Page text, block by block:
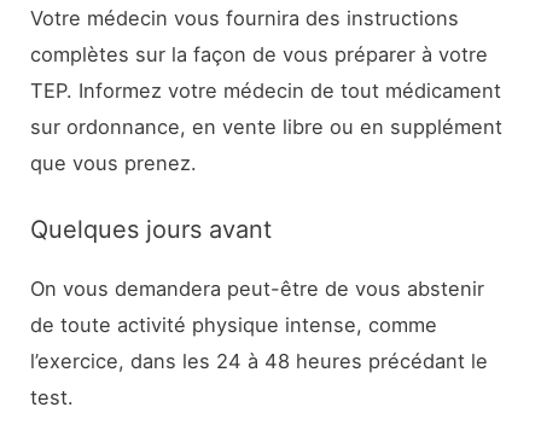
Votre médecin vous fournira des instructions
complètes sur la façon de vous préparer à votre
TEP. Informez votre médecin de tout médicament
sur ordonnance, en vente libre ou en supplément
que vous prenez.
Quelques jours avant
On vous demandera peut-être de vous abstenir
de toute activité physique intense, comme
l’exercice, dans les 24 à 48 heures précédant le
test.